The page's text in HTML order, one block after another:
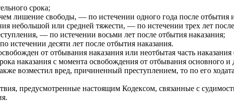
срока;
лишение свободы, — по истечении одного года после отбытия
или средней тяжести, — по истечении трех лет
— по истечении восьми лет после отбытия наказания;
десяти лет после отбытия наказания.
от отбывания наказания или неотбытая часть
наказания с момента освобождения от отбывания основного
возместил вред, причиненный преступлением, то по его
предусмотренные настоящим Кодексом, связанные с